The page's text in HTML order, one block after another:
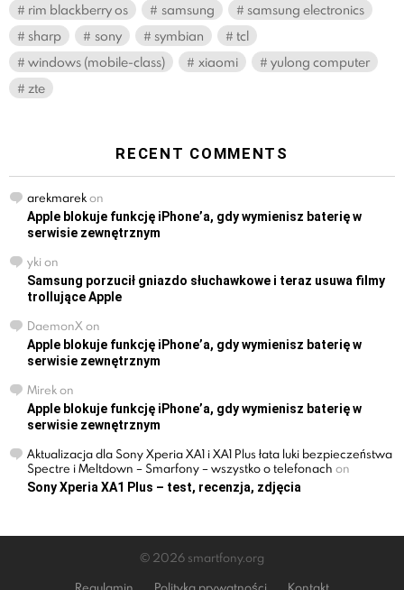
rim blackberry os
samsung
samsung electronics
sharp
sony symbian
tcl
windows (mobile-class)
xiaomi
yulong computer
zte
RECENT COMMENTS
arekmarekon
Apple blokuje funkcję iPhone’a, gdy wymienisz baterię w
serwisie zewnętrznym
yki on
Samsung porzucił gniazdo słuchawkowe i teraz usuwa filmy
trollujące Apple
DaemonXon
Apple blokuje funkcję iPhone’a, gdy wymienisz baterię w
serwisie zewnętrznym
Mirekon
Apple blokuje funkcję iPhone’a, gdy wymienisz baterię w
serwisie zewnętrznym
Aktualizacja dla Sony Xperia XA1 i XA1 Plus łata luki bezpieczeństwa
Spectre i Meltdown – Smarfony – wszystko o telefonach on
Sony Xperia XA1 Plus – test, recenzja, zdjęcia
© 2026 smartfony.org